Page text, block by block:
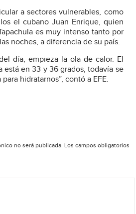
a sectores vulnerables, como
el cubano Juan Enrique, quien
es muy intenso tanto por
noches, a diferencia de su país.
día, empieza la ola de calor. El
está en 33 y 36 grados, todavía se
hidratarnos”, contó a EFE.
no será publicada. Los campos obligatorios